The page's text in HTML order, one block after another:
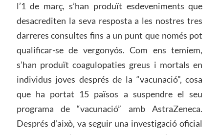
l’1 de març, s’han produït esdeveniments que
desacrediten la seva resposta a les nostres tres
darreres consultes fins a un punt que només pot
qualificar-se de vergonyós. Com ens temíem,
s’han produït coagulopaties greus i mortals en
individus joves després de la “vacunació”, cosa
que ha portat 15 països a suspendre el seu
programa de “vacunació” amb AstraZeneca.
Després d’això, va seguir una investigació oficial